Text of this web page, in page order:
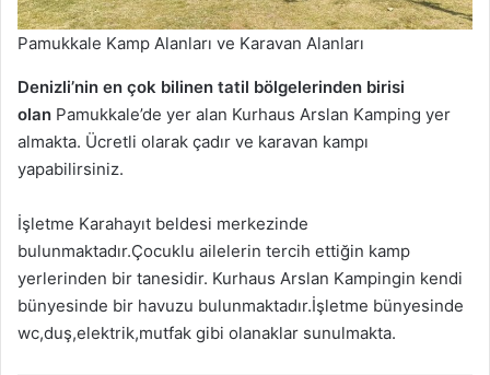
Pamukkale Kamp Alanları ve Karavan Alanları
Denizli’nin en çok bilinen tatil bölgelerinden birisi
olan Pamukkale’de yer alan Kurhaus Arslan Kamping yer
almakta. Ücretli olarak çadır ve karavan kampı
yapabilirsiniz.
İşletme Karahayıt beldesi merkezinde
bulunmaktadır.Çocuklu ailelerin tercih ettiğin kamp
yerlerinden bir tanesidir. Kurhaus Arslan Kampingin kendi
bünyesinde bir havuzu bulunmaktadır.İşletme bünyesinde
wc,duş,elektrik,mutfak gibi olanaklar sunulmakta.